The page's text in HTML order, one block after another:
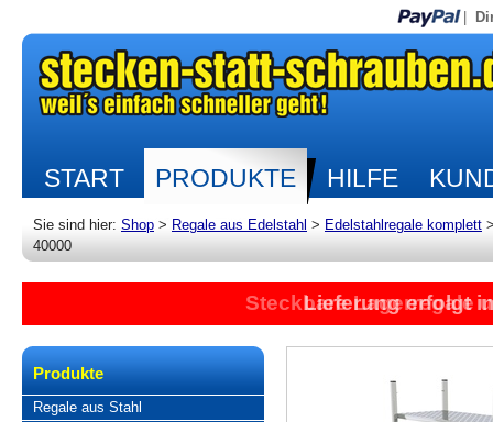
START PRODUKTE HILFE
Sie sind hier: Shop > Regale aus Edelstahl > Edelstahlregale komplett
40000
Steckbare Lagerregale
Lieferung erfolgt
Produkte
Regale aus Stahl